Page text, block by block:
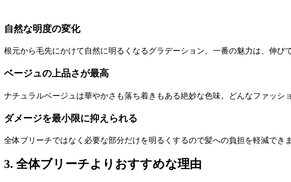
自然な明度の変化
根元から毛先にかけて自然に明るくなるグラデーション。一番の魅力は、伸び
ベージュの上品さが最高
ナチュラルベージュは華やかさも落ち着きもある絶妙な色味。どんなファッシ
ダメージを最小限に抑えられる
全体ブリーチではなく必要な部分だけを明るくするので髪への負担を軽減でき
3. 全体ブリーチよりおすすめな理由